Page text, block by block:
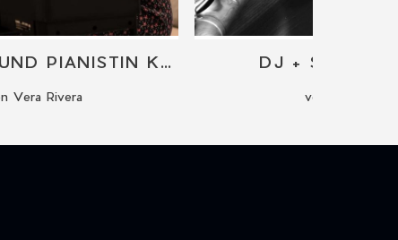
SÄNGERIN UND PIANISTIN KONZERT
Vera Rivera
DJ +
von Olauka